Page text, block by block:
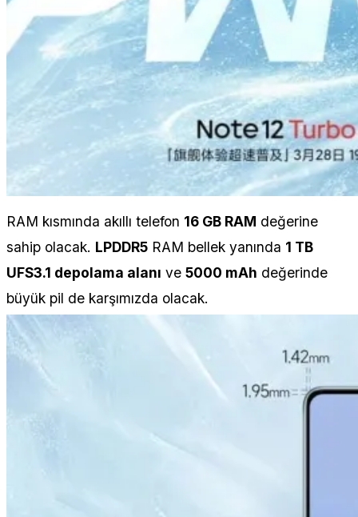
RAM kısmında akıllı telefon 16 GB RAM değerine
sahip olacak. LPDDR5 RAM bellek yanında 1 TB
UFS3.1 depolama alanı ve 5000 mAh değerinde
büyük pil de karşımızda olacak.